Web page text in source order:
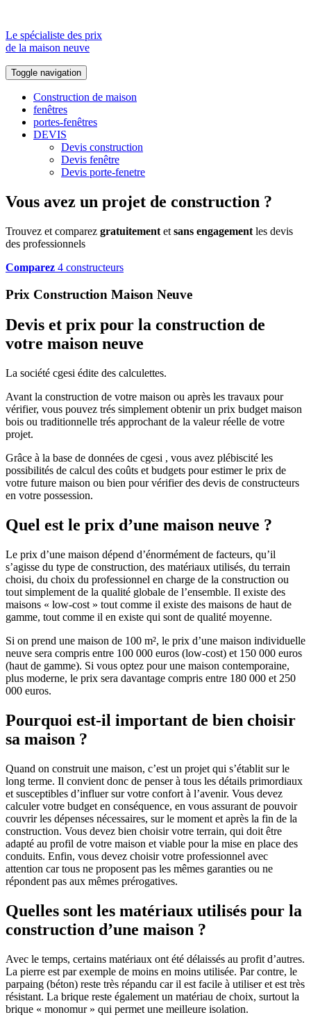
Le spécialiste des prix
de la maison neuve
Toggle navigation
Construction de maison
fenêtres
portes-fenêtres
DEVIS
Devis construction
Devis fenêtre
Devis porte-fenetre
Vous avez un projet de construction ?
Trouvez et comparez gratuitement et sans engagement les devis
des professionnels
Comparez 4 constructeurs
Prix Construction Maison Neuve
Devis et prix pour la construction de
votre maison neuve
La société cgesi édite des calculettes.
Avant la construction de votre maison ou après les travaux pour
vérifier, vous pouvez trés simplement obtenir un prix budget maison
bois ou traditionnelle trés approchant de la valeur réelle de votre
projet.
Grâce à la base de données de cgesi , vous avez plébiscité les
possibilités de calcul des coûts et budgets pour estimer le prix de
votre future maison ou bien pour vérifier des devis de constructeurs
en votre possession.
Quel est le prix d’une maison neuve ?
Le prix d’une maison dépend d’énormément de facteurs, qu’il
s’agisse du type de construction, des matériaux utilisés, du terrain
choisi, du choix du professionnel en charge de la construction ou
tout simplement de la qualité globale de l’ensemble. Il existe des
maisons « low-cost » tout comme il existe des maisons de haut de
gamme, tout comme il en existe qui sont de qualité moyenne.
Si on prend une maison de 100 m², le prix d’une maison individuelle
neuve sera compris entre 100 000 euros (low-cost) et 150 000 euros
(haut de gamme). Si vous optez pour une maison contemporaine,
plus moderne, le prix sera davantage compris entre 180 000 et 250
000 euros.
Pourquoi est-il important de bien choisir
sa maison ?
Quand on construit une maison, c’est un projet qui s’établit sur le
long terme. Il convient donc de penser à tous les détails primordiaux
et susceptibles d’influer sur votre confort à l’avenir. Vous devez
calculer votre budget en conséquence, en vous assurant de pouvoir
couvrir les dépenses nécessaires, sur le moment et après la fin de la
construction. Vous devez bien choisir votre terrain, qui doit être
adapté au profil de votre maison et viable pour la mise en place des
conduits. Enfin, vous devez choisir votre professionnel avec
attention car tous ne proposent pas les mêmes garanties ou ne
répondent pas aux mêmes prérogatives.
Quelles sont les matériaux utilisés pour la
construction d’une maison ?
Avec le temps, certains matériaux ont été délaissés au profit d’autres.
La pierre est par exemple de moins en moins utilisée. Par contre, le
parpaing (béton) reste très répandu car il est facile à utiliser et est très
résistant. La brique reste également un matériau de choix, surtout la
brique « monomur » qui permet une meilleure isolation.